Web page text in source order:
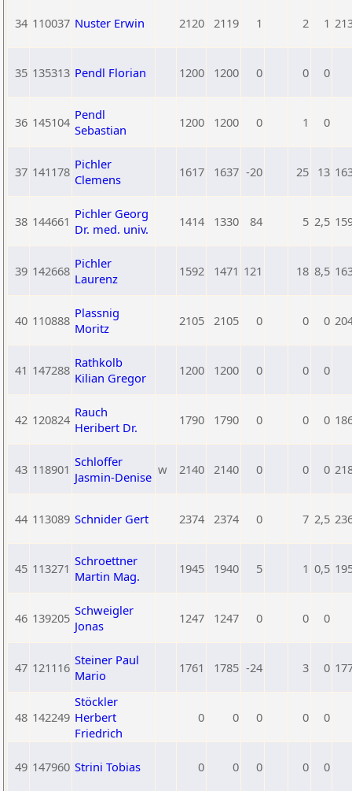
34 110037 Nuster Erwin 2120 2119 1 2 1
35 135313 Pendl Florian 1200 1200 0 0 0
36 145104 Pendl
Sebastian
1200 1200 0 1 0
37 141178 Pichler
Clemens
1617 1637 -20 25 13
38 144661 Pichler Georg
Dr. med. univ.
1414 1330 84 5 2,5
39 142668 Pichler
Laurenz
1592 1471 121 18 8,5
40 110888 Plassnig
Moritz
2105 2105 0 0 0
41 147288 Rathkolb
Kilian Gregor
1200 1200 0 0 0
42 120824 Rauch
Heribert Dr.
1790 1790 0 0 0
43 118901 Schloffer
Jasmin-Denise w 2140 2140 0 0 0
44 113089 Schnider Gert 2374 2374 0 7 2,5
45 113271 Schroettner
Martin Mag.
1945 1940 5 1 0,5
46 139205 Schweigler
Jonas
1247 1247 0 0 0
47 121116 Steiner Paul
Mario
1761 1785 -24 3 0
48 142249
Stöckler
Herbert
Friedrich
0 0 0 0 0
49 147960 Strini Tobias 0 0 0 0 0